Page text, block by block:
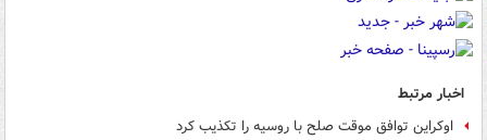
اخبار مرتبط
اوکراین توافق موقت صلح با روسیه را تکذیب کرد